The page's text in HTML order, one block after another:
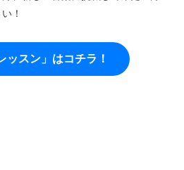
！
スン」はコチラ！